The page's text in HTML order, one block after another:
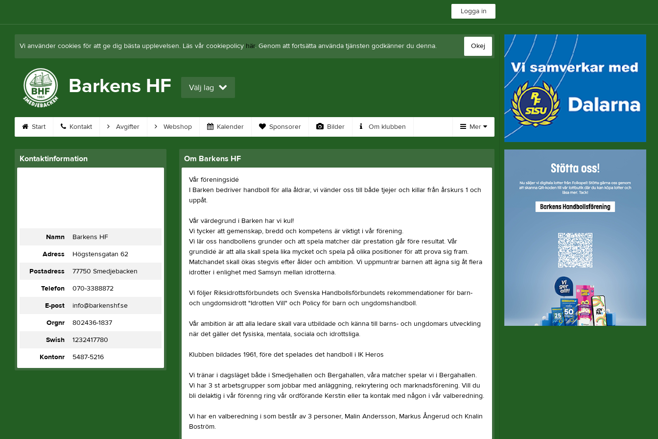
Logga in
Vi använder cookies för att ge dig bästa upplevelsen. Läs vår cookiepolicy här. Genom att fortsätta använda tjänsten godkänner du denna. Okej
Barkens HF Välj lag
Start Kontakt Avgifter Webshop Kalender Sponsorer Bilder Om klubben Mer
Bli medlem
Kontaktinformation
Namn
Barkens HF
Adress
Högstensgatan 62
Postadress
77750 Smedjebacken
Telefon
070-3388872
E-post
info@barkenshf.se
Orgnr
802436-1837
Swish
1232417780
Kontonr
5487-5216
Om Barkens HF
Vår föreningsidé
I Barken bedriver handboll för alla åldrar, vi vänder oss till både tjejer och killar från årskurs 1 och
uppåt.
Vår värdegrund i Barken har vi kul!
Vi tycker att gemenskap, bredd och kompetens är viktigt i vår förening.
Vi lär oss handbollens grunder och att spela matcher där prestation går före resultat. Vår
grundidé är att alla skall spela lika mycket och spela på olika positioner för att prova sig fram.
Matchandet skall ökas stegvis efter ålder och ambition. Vi uppmuntrar barnen att ägna sig åt flera
idrotter i enlighet med Samsyn mellan idrotterna.
Vi följer Riksidrottsförbundets och Svenska Handbollsförbundets rekommendationer för barn-
och ungdomsidrott "Idrotten Vill" och Policy för barn och ungdomshandboll.
Vår ambition är att alla ledare skall vara utbildade och känna till barns- och ungdomars utveckling
när det gäller det fysiska, mentala, sociala och idrottsliga.
Klubben bildades 1961, före det spelades det handboll i IK Heros
Vi tränar i dagsläget både i Smedjehallen och Bergahallen, våra matcher spelar vi i Bergahallen.
Vi har 3 st arbetsgrupper som jobbar med anläggning, rekrytering och marknadsförening. Vill du
bli delaktig i vår förenng ring vår ordförande Kerstin eller ta kontak med någon i vår valberedning.
Vi har en valberedning i som består av 3 personer, Malin Andersson, Markus Ångerud och Knalin
Boström.